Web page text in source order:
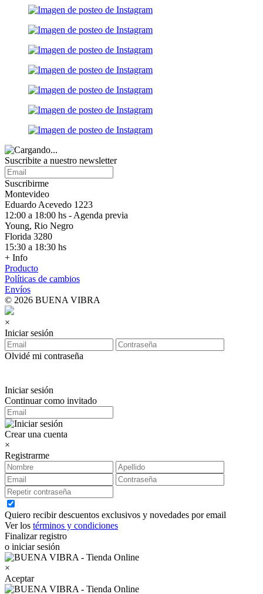
Suscribite a nuestro newsletter
Suscribirme
Montevideo
Eduardo Acevedo 1223
12:00 a 18:00 hs - Agenda previa
Young, Rio Negro
Florida 3280
15:30 a 18:30 hs
+ Info
Producto
Políticas de cambios
Envíos
© 2026 BUENA VIBRA
×
Iniciar sesión
Olvidé mi contraseña
Iniciar sesión
Continuar como invitado
Crear una cuenta
×
Registrarme
Quiero recibir descuentos exclusivos y novedades por email
Ver los términos y condiciones
Finalizar registro
o iniciar sesión
×
Aceptar